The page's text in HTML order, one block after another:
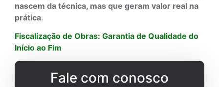
nascem da técnica, mas que geram valor real na
prática.
Fiscalização de Obras: Garantia de Qualidade do
Início ao Fim
Fale com conosco